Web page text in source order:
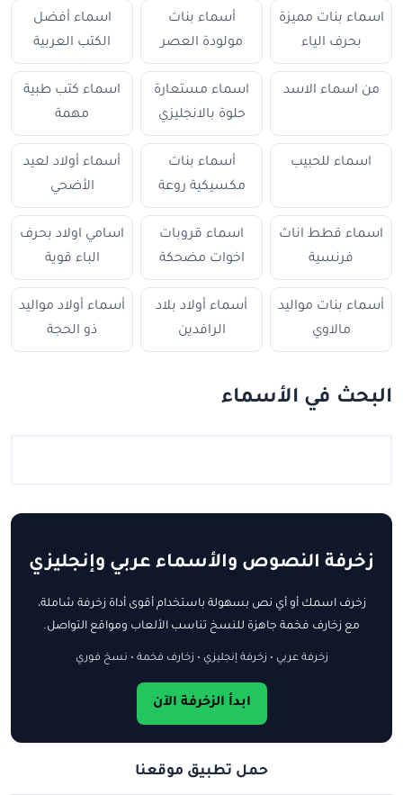
اسماء بنات مميزة
بحرف الياء
أسماء بنات
مولودة العصر
اسماء أفضل
الكتب العربية
من اسماء الاسد
اسماء مستعارة
حلوة بالانجليزي
اسماء كتب طبية
مهمة
اسماء للحبيب
أسماء بنات
مكسيكية روعة
أسماء أولاد لعيد
الأضحي
اسماء قطط اناث
فرنسية
اسماء قروبات
اخوات مضحكة
اسامي اولاد بحرف
الباء قوية
أسماء بنات مواليد
مالاوي
أسماء أولاد بلاد
الرافدين
أسماء أولاد مواليد
ذو الحجة
البحث في الأسماء
زخرفة النصوص والأسماء عربي وإنجليزي
زخرف اسمك أو أي نص بسهولة باستخدام أقوى أداة زخرفة شاملة،
مع زخارف فخمة جاهزة للنسخ تناسب الألعاب ومواقع التواصل.
زخرفة عربي • زخرفة إنجليزي • زخارف فخمة • نسخ فوري
ابدأ الزخرفة الآن
حمل تطبيق موقعنا